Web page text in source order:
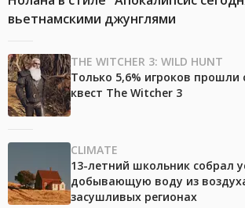
вьетнамскими джунглями
THE WITCHER 3: WILD HUNT
Только 5,6% игроков
квест The Witcher 3
CLIMATE
13-летний школьник собрал
добывающую воду из
засушливых регионах